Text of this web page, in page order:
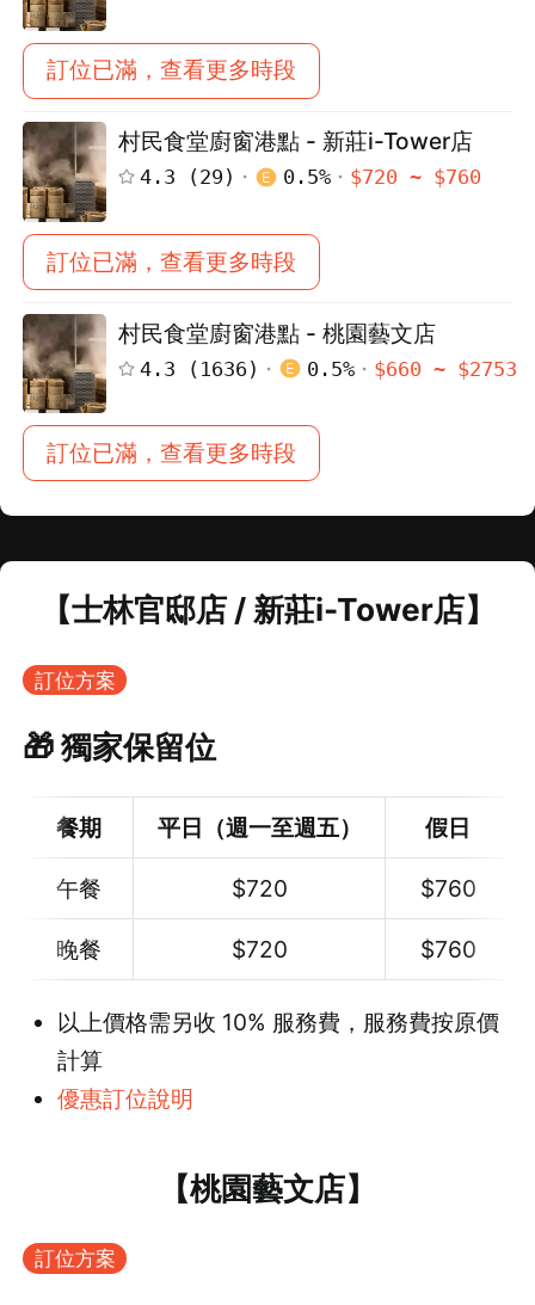
訂位已滿，查看更多時段
村民食堂廚窗港點 - 新莊i-Tower店
4.3 (29 ) 0.5% $720 ~ $760
訂位已滿，查看更多時段
村民食堂廚窗港點 - 桃園藝文店
4.3 ( 1636 ) 0.5% $660 ~ $2753
訂位已滿，查看更多時段
【士林官邸店 / 新莊i-Tower店】
訂位方案
🎁 獨家保留位
餐期 平日（週一至週五） 假日
午餐 $720 $760
晚餐 $720 $760
以上價格需另收 10% 服務費，服務費按原價
計算
優惠訂位說明
【桃園藝文店】
訂位方案